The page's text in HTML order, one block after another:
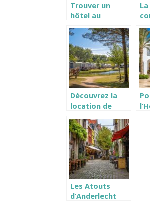
Trouver un
hôtel au
Découvrez la
location de
Gironde pour
des vacances
inoubliables
Les Atouts
d’Anderlecht